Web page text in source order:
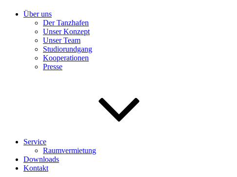
Über uns
Der Tanzhafen
Unser Konzept
Unser Team
Studiorundgang
Kooperationen
Presse
Service
Raumvermietung
Downloads
Kontakt